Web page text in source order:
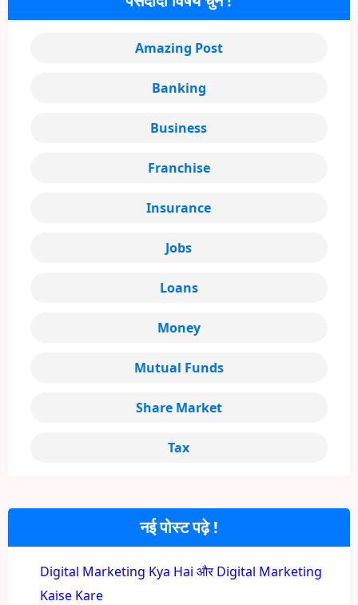
नई पोस्ट पढ़े !
Digital Marketing Kya Hai और Digital Marketing
Kaise Kare
Amazing Post
Banking
Business
Franchise
Insurance
Jobs
Loans
Money
Mutual Funds
Share Market
Tax